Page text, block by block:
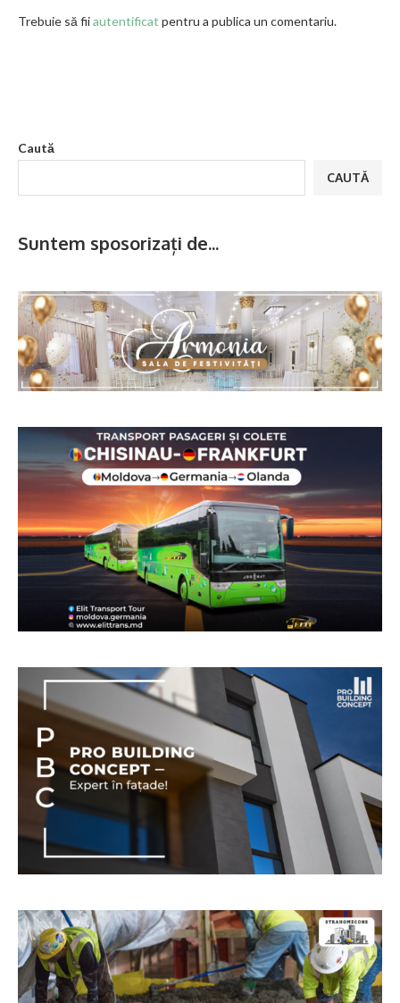
Trebuie să fiiautentificat pentru a publica un comentariu.
Caută
CAUTĂ
Suntem sposorizați de...